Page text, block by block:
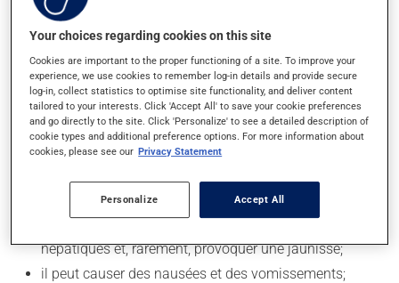
Effets indésirables
En plus de ses effets recherchés, ce produit peut à
l'occasion entraîner certains effets indésirables (effets
secondaires), notamment :
il peut diminuer l'appétit;
lentement et soyez prudent avant de prendre le
hépatiques et, rarement, provoquer une jaunisse;
il peut causer des nausées et des vomissements;
Your choices regarding cookies on this site
Cookies are important to the proper functioning of a site. To improve your
experience, we use cookies to remember log-in details and provide secure
log-in, collect statistics to optimise site functionality, and deliver content
tailored to your interests. Click 'Accept All' to save your cookie preferences
and go directly to the site. Click 'Personalize' to see a detailed description of
cookie types and additional preference options. For more information about
cookies, please see our Privacy Statement
Personalize Accept All